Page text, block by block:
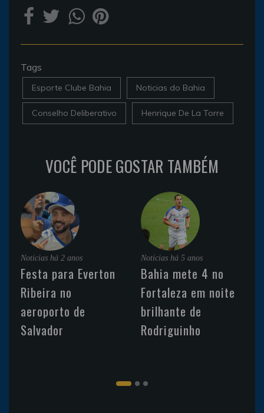
Tags
Esporte Clube Bahia Noticias do Bahia
Conselho Deliberativo Henrique De La Torre
VOCÊ PODE GOSTAR TAMBÉM
Noticias há 2 anos
Festa para Everton
Ribeira no
aeroporto de
Salvador
Noticias há 5 anos
Bahia mete 4 no
Fortaleza em noite
brilhante de
Rodriguinho